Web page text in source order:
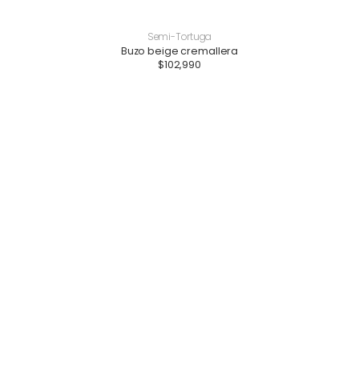
Semi-Tortuga
Buzo beige cremallera
$102,990